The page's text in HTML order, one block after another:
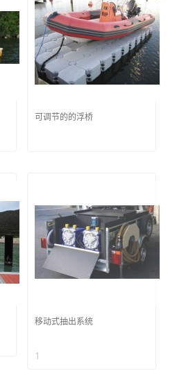
可调节的的浮桥
移动式抽出系统
1